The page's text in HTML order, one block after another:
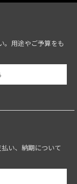
。用途やご予算をも
い、納期について